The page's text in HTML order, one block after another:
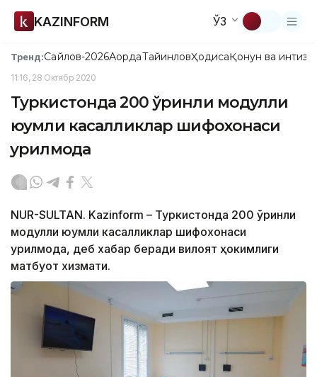
KAZINFORM ЎЗ
Тренд:Сайлов-2026АқордаТайинловҲодисаҚонун ва
11:16, 28 Октябр 2020
Туркистонда 200 ўринли модулли
юқумли касалликлар шифохонаси
қурилмоқда
NUR-SULTAN. Kazinform – Туркистонда 200 ўринли
модулли юқумли касалликлар шифохонаси
қурилмоқда, деб хабар беради вилоят ҳокимлиги
матбуот хизмати.